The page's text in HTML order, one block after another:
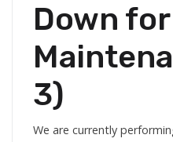
Down for
3)
We are currently